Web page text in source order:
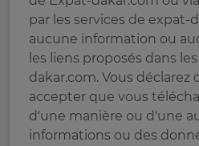
par les services de expat-
aucune information ou
les liens proposés dans
dakar.com. Vous
accepter que vous
d’une manière ou d’une
informations ou des